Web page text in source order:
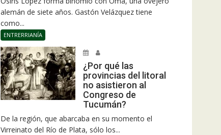
alemán de siete años. Gastón Velázquez tiene
como...
ENTRERRIANÍA
¿Por qué las
provincias del litoral
no asistieron al
Congreso de
Tucumán?
De la región, que abarcaba en su momento el
Virreinato del Río de Plata, sólo los...